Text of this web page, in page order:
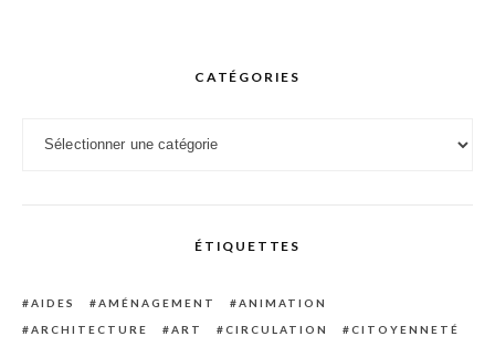
CATÉGORIES
ÉTIQUETTES
AIDES AMÉNAGEMENT
ANIMATION
ARCHITECTURE
ART CIRCULATION
CITOYENNETÉ